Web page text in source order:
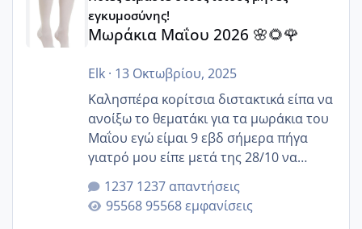
εγκυμοσύνης!
Μωράκια Μαΐου 2026 🌸🌻🌹
Elk· 13 Οκτωβρίου, 2025
Καλησπέρα κορίτσια διστακτικά είπα να
ανοίξω το θεματάκι για τα μωράκια του
Μαΐου εγώ είμαι 9 εβδ σήμερα πήγα
γιατρό μου είπε μετά της 28/10 να
κλείσω ραντεβού για την αυχενική είναι
καμιά άλλη κοπέλα να γεννάει Μάιο ;;
1237 απαντήσεις
95568 εμφανίσεις